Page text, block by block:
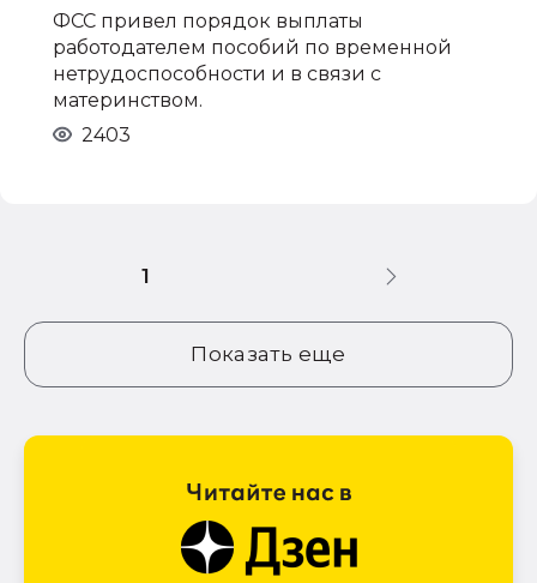
ФСС привел порядок выплаты
работодателем пособий по временной
нетрудоспособности и в связи с
материнством.
2403
Показать еще
1